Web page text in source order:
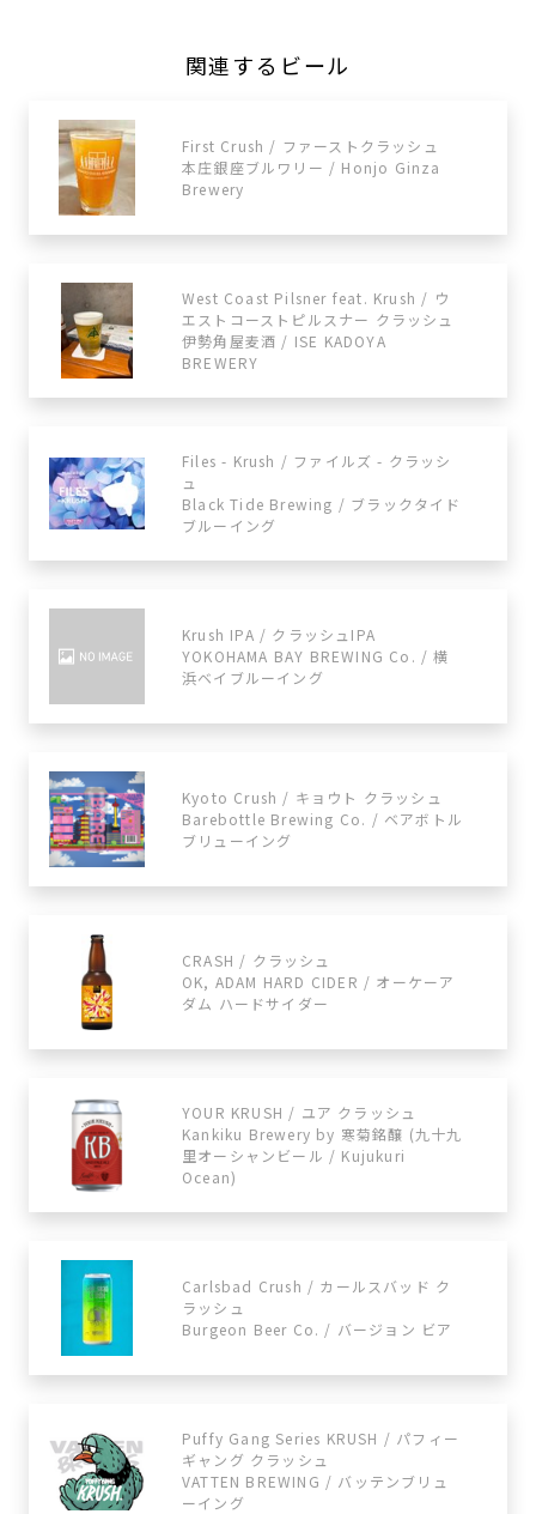
関連するビール
First Crush / ファーストクラッシュ
本庄銀座ブルワリー / Honjo Ginza
Brewery
West Coast Pilsner feat. Krush / ウ
エストコーストピルスナー クラッシュ
伊勢角屋麦酒 / ISE KADOYA
BREWERY
Files - Krush / ファイルズ - クラッシ
ュ
Black Tide Brewing / ブラックタイド
ブルーイング
Krush IPA / クラッシュIPA
YOKOHAMA BAY BREWING Co. / 横
浜ベイブルーイング
Kyoto Crush / キョウト クラッシュ
Barebottle Brewing Co. / ベアボトル
ブリューイング
CRASH / クラッシュ
OK, ADAM HARD CIDER / オーケーア
ダム ハードサイダー
YOUR KRUSH / ユア クラッシュ
Kankiku Brewery by 寒菊銘醸 (九十九
里オーシャンビール / Kujukuri
Ocean)
Carlsbad Crush / カールスバッド ク
ラッシュ
Burgeon Beer Co. / バージョン ビア
Puffy Gang Series KRUSH / パフィー
ギャング クラッシュ
VATTEN BREWING / バッテンブリュ
ーイング